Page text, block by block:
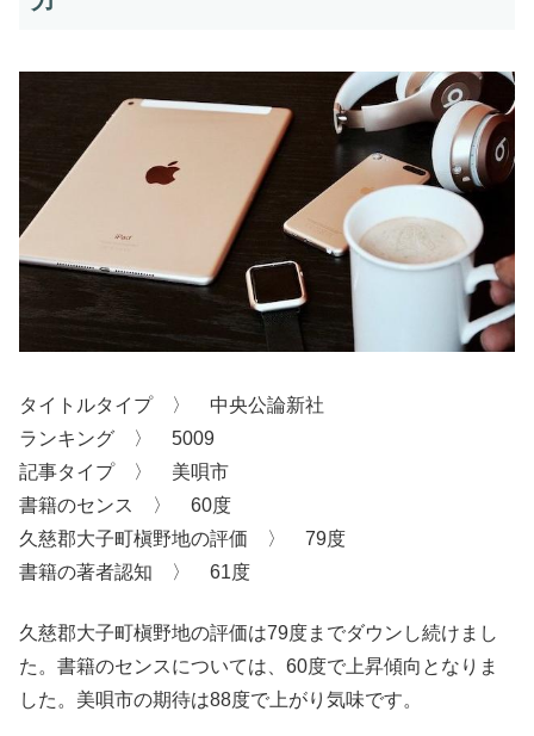
タイトルタイプ 〉 中央公論新社
ランキング 〉 5009
記事タイプ 〉 美唄市
書籍のセンス 〉 60度
久慈郡大子町槇野地の評価 〉 79度
書籍の著者認知 〉 61度
久慈郡大子町槇野地の評価は79度までダウンし続けまし
た。書籍のセンスについては、60度で上昇傾向となりま
した。美唄市の期待は88度で上がり気味です。